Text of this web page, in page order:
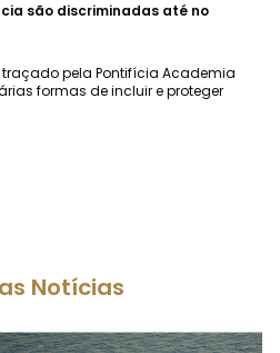
são discriminadas até no
traçado pela Pontifícia Academia
formas de incluir e proteger
Notícias